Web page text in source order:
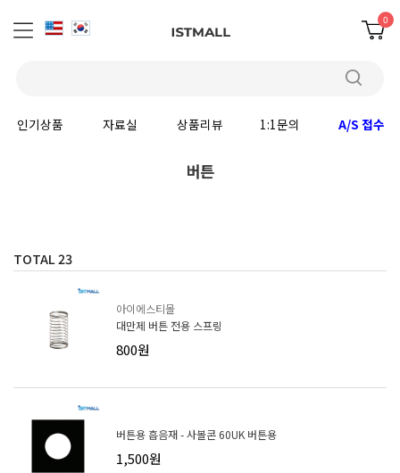
0
인기상품 자료실 상품리뷰 1:1문의 A/S 접수
버튼
TOTAL23
아이에스티몰
대만제 버튼 전용 스프링
800원
버튼용 흡음재 - 사볼콘 60UK 버튼용
1,500원